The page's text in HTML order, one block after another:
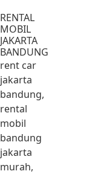
RENTAL
MOBIL
JAKARTA
BANDUNG
rent car
jakarta
bandung,
rental
mobil
bandung
jakarta
murah,